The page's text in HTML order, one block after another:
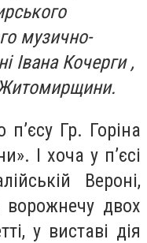
музично-
Івана Кочерги ,
Житомирщини.
Гр. Горіна
І хоча у п’єсі
Вероні,
двох
у виставі дія